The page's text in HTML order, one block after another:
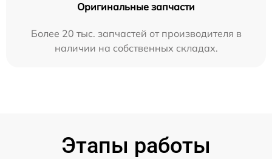
Оригинальные запчасти
Более 20 тыс. запчастей от производителя в
наличии на собственных складах.
Этапы работы